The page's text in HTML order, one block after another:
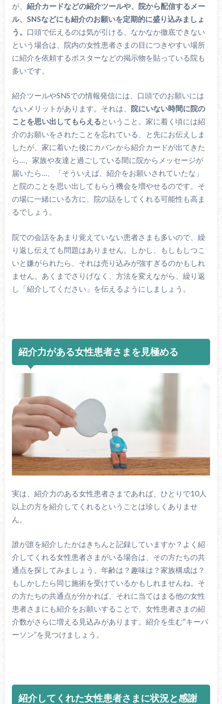
が、 紹介カードなどの紹介ツールや、院から配信するメー
ル、SNSなどにも紹介のお願いを定期的に盛り込みましょ
う。 口頭で伝えるのは気が引ける、なかなか徹底できない
という場合は、院内の女性患者さまの目につきやすい場所
に紹介を依頼するポスターなどの掲示物を貼っている院も
多いです。
紹介ツールやSNSでの情報発信には、口頭でのお願いには
ないメリットがあります。それは、 院にいない時間に院の
ことを思い出してもらえるということ。家に着く頃には紹
介のお願いをされたことを忘れている、と先にお伝えしま
したが、家に着いた後にカバンから紹介カードが出てきた
ら…、家族や友達と過ごしている間に院からメッセージが
届いたら…、「そういえば、紹介をお願いされていたな」
と院のことを思い出してもらう機会を増やせるのです。そ
の場に一緒にいる方に、院の話をしてくれる可能性も高ま
るでしょう。
院での会話をあまり覚えていない患者さまも多いので、繰
り返し伝えても問題はありません。しかし、もしもしつこ
いと嫌がられたら、それは売り込みが強すぎるのかもしれ
ません。あくまでさりげなく、方法を変えながら、繰り返
し「紹介してください」を伝えるようにしましょう。
紹介力がある女性患者さまを見極める
実は、紹介力のある女性患者さまであれば、ひとりで10人
以上の方を紹介してくれるということは珍しくありませ
ん。
誰が誰を紹介したかはきちんと記録していますか？よく紹
介してくれる女性患者さまがいる場合は、その方たちの共
通点を探してみましょう。年齢は？趣味は？家族構成は？
もしかしたら同じ施術を受けているかもしれませんね。そ
の方たちの共通点が分かれば、それに当てはまる他の女性
患者さまにも紹介をお願いすることで、女性患者さまの紹
介数がさらに増える見込みがあります。紹介を生む“キーパ
ーソン”を見つけましょう。
紹介してくれた女性患者さまに状況と感謝